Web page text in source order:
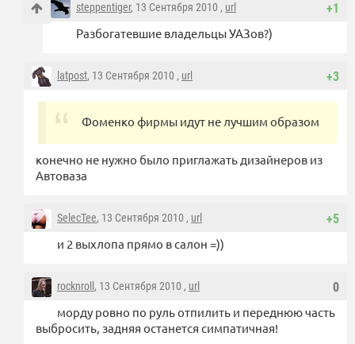
+1
steppentiger, 13 Сентября 2010 , url
Разбогатевшие владельцы УАЗов?)
+3
latpost, 13 Сентября 2010 , url
Фоменко фирмы идут не лучшим образом
конечно не нужно было приглажать дизайнеров из
Автоваза
+5
SelecTee, 13 Сентября 2010 , url
и 2 выхлопа прямо в салон =))
0
rocknroll , 13 Сентября 2010 , url
морду ровно по руль отпилить и переднюю часть
выбросить, задняя останется симпатичная!